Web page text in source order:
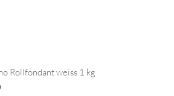
Rollfondant weiss 1 kg